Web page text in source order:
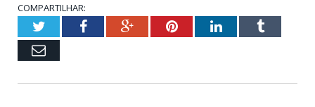
COMPARTILHAR:
TwitterFacebookGoogle+PinterestLinkedInTumblr
Email